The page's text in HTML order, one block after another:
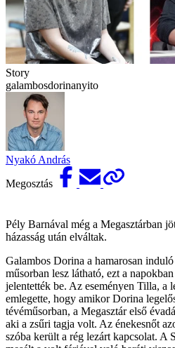
Story
galambosdorinanyito
Nyakó András
Megosztás
Pély Barnával még a Megasztárban
házasság után elváltak.
Galambos Dorina a hamarosan
műsorban lesz látható, ezt a
jelentették be. Az eseményen Tilla, a
emlegette, hogy amikor Dorina
tévéműsorban, a Megasztár első
aki a zsűri tagja volt. Az énekesnőt
szóba került a rég lezárt kapcsolat. A